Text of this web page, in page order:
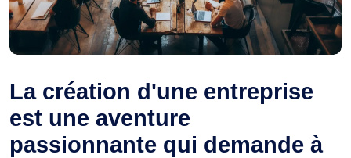
La création d'une entreprise
est une aventure
passionnante qui demande à